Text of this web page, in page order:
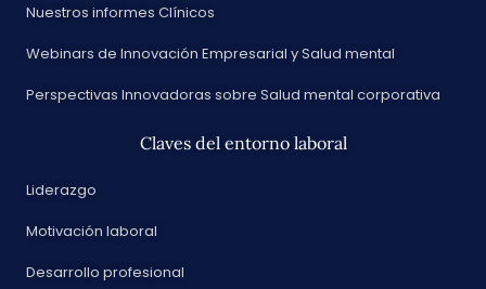
Nuestros informes Clínicos
Webinars de Innovación Empresarial y Salud mental
Perspectivas Innovadoras sobre Salud mental corporativa
Claves del entorno laboral
Liderazgo
Motivación laboral
Desarrollo profesional